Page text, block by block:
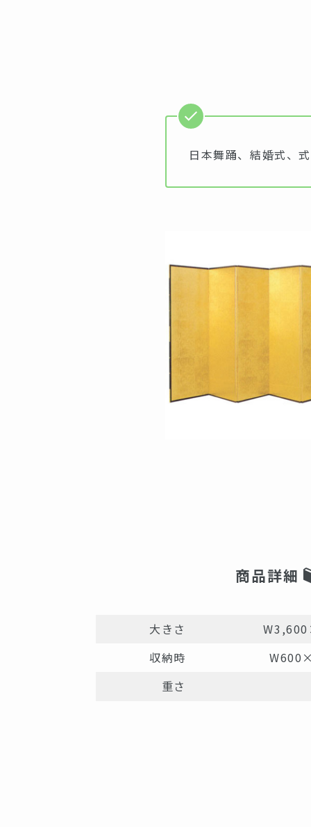
日本舞踊、結婚式、
商品詳細
大きさ
収納時
重さ